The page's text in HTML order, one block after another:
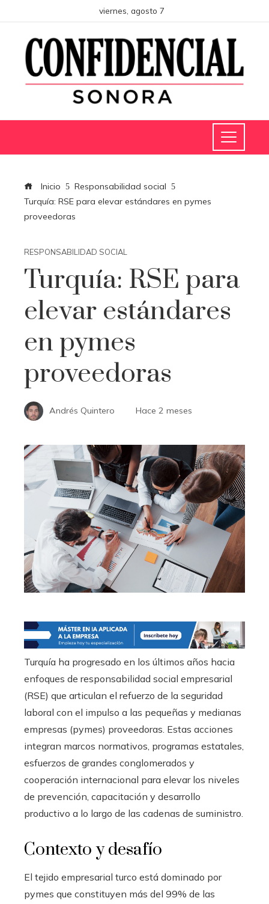
viernes, agosto 7
Inicio
Responsabilidad social
Turquía: RSE para elevar estándares en pymes
proveedoras
RESPONSABILIDAD SOCIAL
Turquía: RSE para
elevar estándares
en pymes
proveedoras
Andrés Quintero Hace 2 meses
Turquía ha progresado en los últimos años hacia
enfoques de responsabilidad social empresarial
(RSE) que articulan el refuerzo de la seguridad
laboral con el impulso a las pequeñas y medianas
empresas (pymes) proveedoras. Estas acciones
integran marcos normativos, programas estatales,
esfuerzos de grandes conglomerados y
cooperación internacional para elevar los niveles
de prevención, capacitación y desarrollo
productivo a lo largo de las cadenas de suministro.
Contexto y desafío
El tejido empresarial turco está dominado por
pymes que constituyen más del 99% de las